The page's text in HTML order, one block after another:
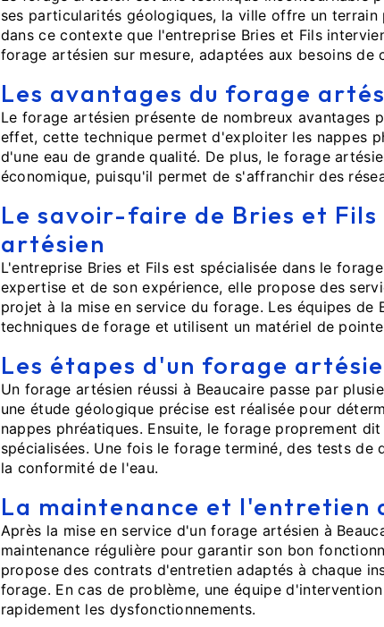
ses particularités géologiques, la ville offre un
dans ce contexte que l'entreprise Bries et Fils
forage artésien sur mesure, adaptées aux besoins de
Les avantages du forage
Le forage artésien présente de nombreux avantages
effet, cette technique permet d'exploiter les nappes
d'une eau de grande qualité. De plus, le forage
économique, puisqu'il permet de s'affranchir des
Le savoir-faire de Bries et
artésien
L'entreprise Bries et Fils est spécialisée dans le
expertise et de son expérience, elle propose des
projet à la mise en service du forage. Les équipes de
techniques de forage et utilisent un matériel de
Les étapes d'un forage
Un forage artésien réussi à Beaucaire passe par
une étude géologique précise est réalisée pour
nappes phréatiques. Ensuite, le forage proprement
spécialisées. Une fois le forage terminé, des tests
la conformité de l'eau.
La maintenance et l'entretien
Après la mise en service d'un forage artésien à
maintenance régulière pour garantir son bon
propose des contrats d'entretien adaptés à chaque
forage. En cas de problème, une équipe
rapidement les dysfonctionnements.